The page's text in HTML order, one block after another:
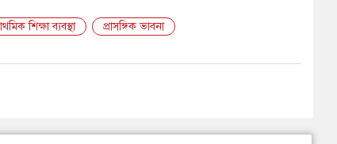
শিক্ষা ব্যবস্থা প্রাসঙ্গিক ভাবনা